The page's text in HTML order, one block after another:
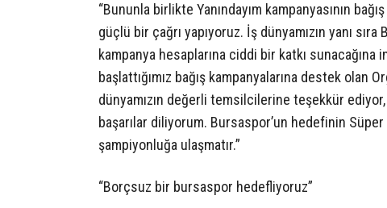
“Bununla birlikte Yanındayım kampanyasının
güçlü bir çağrı yapıyoruz. İş dünyamızın yanı
kampanya hesaplarına ciddi bir katkı
başlattığımız bağış kampanyalarına destek olan
dünyamızın değerli temsilcilerine teşekkür
başarılar diliyorum. Bursaspor’un hedefinin Süper
şampiyonluğa ulaşmatır.”
“Borçsuz bir bursaspor hedefliyoruz”